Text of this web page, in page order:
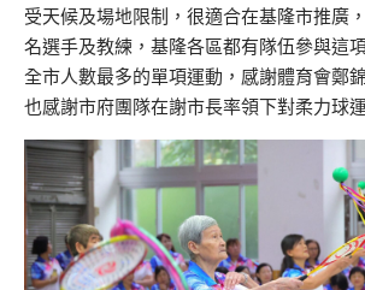
受天候及場地限制，很適合在基隆市推廣
名選手及教練，基隆各區都有隊伍參與這
全市人數最多的單項運動，感謝體育會鄭
也感謝市府團隊在謝市長率領下對柔力球